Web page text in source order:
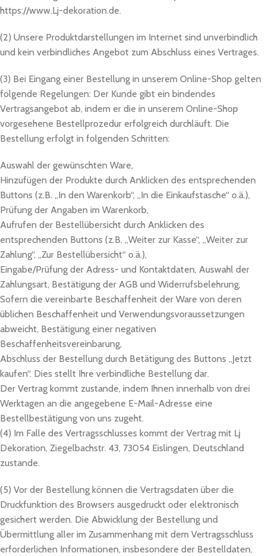
https://www.Lj-dekoration.de.
(2) Unsere Produktdarstellungen im Internet sind unverbindlich
und kein verbindliches Angebot zum Abschluss eines Vertrages.
(3) Bei Eingang einer Bestellung in unserem Online-Shop gelten
folgende Regelungen: Der Kunde gibt ein bindendes
Vertragsangebot ab, indem er die in unserem Online-Shop
vorgesehene Bestellprozedur erfolgreich durchläuft. Die
Bestellung erfolgt in folgenden Schritten:
Auswahl der gewünschten Ware,
Hinzufügen der Produkte durch Anklicken des entsprechenden
Buttons (z.B. „In den Warenkorb“, „In die Einkaufstasche“ o.ä.),
Prüfung der Angaben im Warenkorb,
Aufrufen der Bestellübersicht durch Anklicken des
entsprechenden Buttons (z.B. „Weiter zur Kasse“, „Weiter zur
Zahlung“, „Zur Bestellübersicht“ o.ä.),
Eingabe/Prüfung der Adress- und Kontaktdaten, Auswahl der
Zahlungsart, Bestätigung der AGB und Widerrufsbelehrung,
Sofern die vereinbarte Beschaffenheit der Ware von deren
üblichen Beschaffenheit und Verwendungsvoraussetzungen
abweicht, Bestätigung einer negativen
Beschaffenheitsvereinbarung,
Abschluss der Bestellung durch Betätigung des Buttons „Jetzt
kaufen“. Dies stellt Ihre verbindliche Bestellung dar.
Der Vertrag kommt zustande, indem Ihnen innerhalb von drei
Werktagen an die angegebene E-Mail-Adresse eine
Bestellbestätigung von uns zugeht.
(4) Im Falle des Vertragsschlusses kommt der Vertrag mit Lj
Dekoration, Ziegelbachstr. 43, 73054 Eislingen, Deutschland
zustande.
(5) Vor der Bestellung können die Vertragsdaten über die
Druckfunktion des Browsers ausgedruckt oder elektronisch
gesichert werden. Die Abwicklung der Bestellung und
Übermittlung aller im Zusammenhang mit dem Vertragsschluss
erforderlichen Informationen, insbesondere der Bestelldaten,